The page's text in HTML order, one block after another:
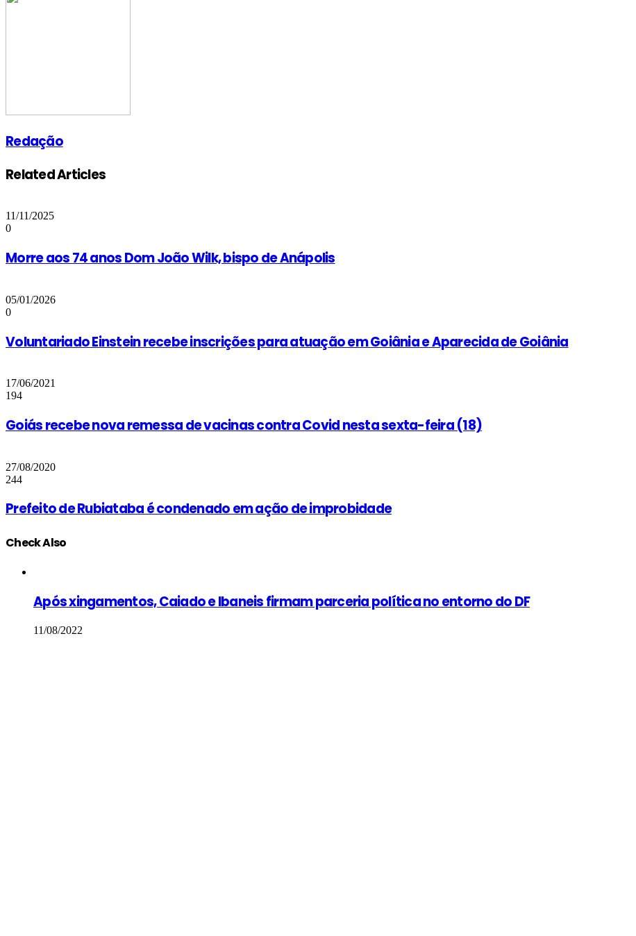
Redação
Related Articles
11/11/2025
0
Morre aos 74 anos Dom João Wilk, bispo de Anápolis
05/01/2026
0
Voluntariado Einstein recebe inscrições para atuação em Goiânia e Aparecida de Goiânia
17/06/2021
194
Goiás recebe nova remessa de vacinas contra Covid nesta sexta-feira (18)
27/08/2020
244
Prefeito de Rubiataba é condenado em ação de improbidade
Check Also
Close
Após xingamentos, Caiado e Ibaneis firmam parceria política no entorno do DF
11/08/2022